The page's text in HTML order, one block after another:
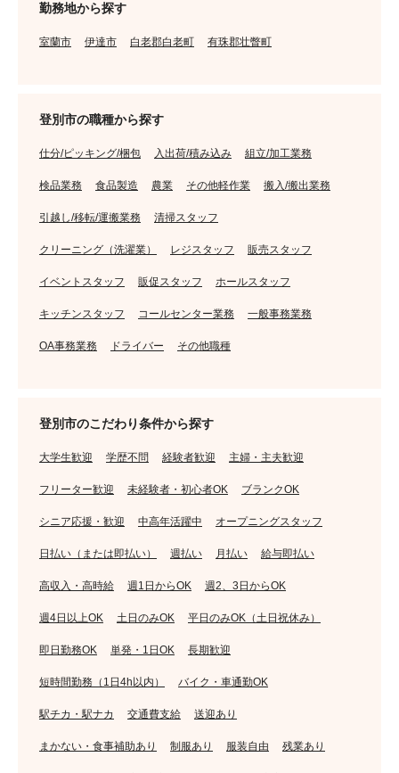
勤務地から探す
室蘭市 伊達市 白老郡白老町 有珠郡壮瞥町
登別市の職種から探す
仕分/ピッキング/梱包 入出荷/積み込み 組立/加工業務
検品業務 食品製造 農業 その他軽作業 搬入/搬出業務
引越し/移転/運搬業務 清掃スタッフ
クリーニング（洗濯業） レジスタッフ 販売スタッフ
イベントスタッフ 販促スタッフ ホールスタッフ
キッチンスタッフ コールセンター業務 一般事務業務
OA事務業務 ドライバー その他職種
登別市のこだわり条件から探す
大学生歓迎 学歴不問 経験者歓迎 主婦・主夫歓迎
フリーター歓迎 未経験者・初心者OK ブランクOK
シニア応援・歓迎 中高年活躍中 オープニングスタッフ
日払い（または即払い） 週払い 月払い 給与即払い
高収入・高時給 週1日からOK 週2、3日からOK
週4日以上OK 土日のみOK 平日のみOK（土日祝休み）
即日勤務OK 単発・1日OK 長期歓迎
短時間勤務（1日4h以内） バイク・車通勤OK
駅チカ・駅ナカ 交通費支給 送迎あり
まかない・食事補助あり 制服あり 服装自由 残業あり